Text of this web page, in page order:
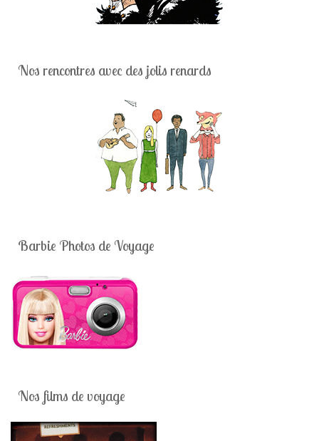
Nos rencontres avec des jolis renards
Barbie Photos de Voyage
Nos films de voyage